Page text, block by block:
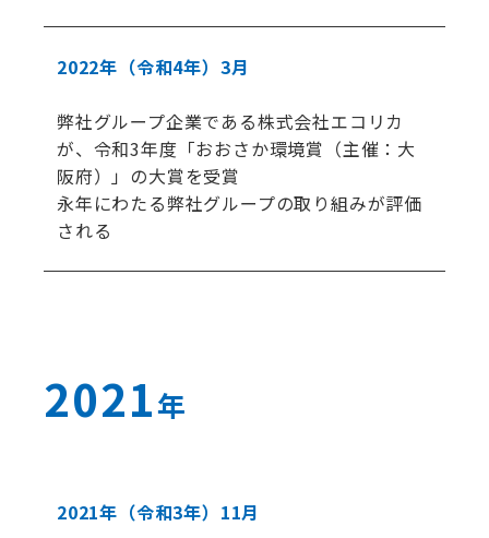
2022年 （令和4年） 3月
弊社グループ企業である株式会社エコリカ
が、令和3年度「おおさか環境賞（主催：大
阪府）」の大賞を受賞
永年にわたる弊社グループの取り組みが評価
される
2021年
2021年 （令和3年） 11月